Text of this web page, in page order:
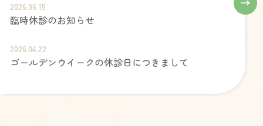
2026.06.15
臨時休診のお知らせ
2026.04.22
ゴールデンウイークの休診日につきまして